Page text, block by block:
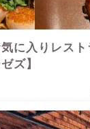
に入りレス
ズ】